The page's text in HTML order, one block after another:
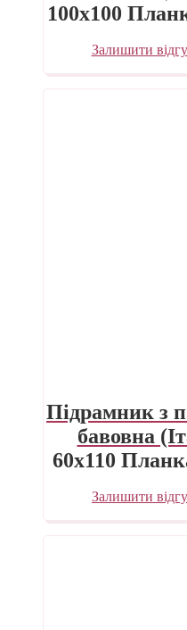
100х100
Залишити
Підрамник з
бавовна
60х110
Залишити